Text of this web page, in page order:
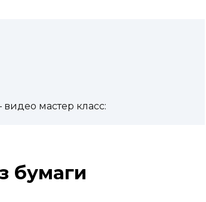
мастер класс:
бумаги